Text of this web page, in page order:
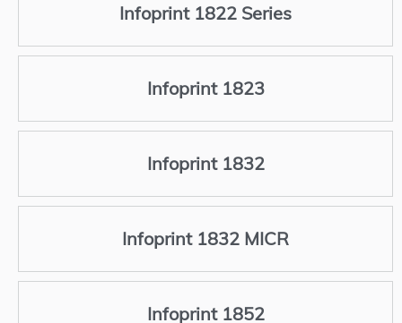
Infoprint 1822 Series
Infoprint 1823
Infoprint 1832
Infoprint 1832 MICR
Infoprint 1852